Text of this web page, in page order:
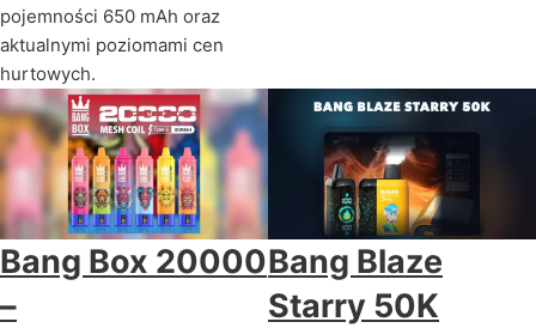
pojemności 650 mAh oraz
aktualnymi poziomami cen
hurtowych.
Bang Box 20000
–
Bang Blaze
Starry 50K